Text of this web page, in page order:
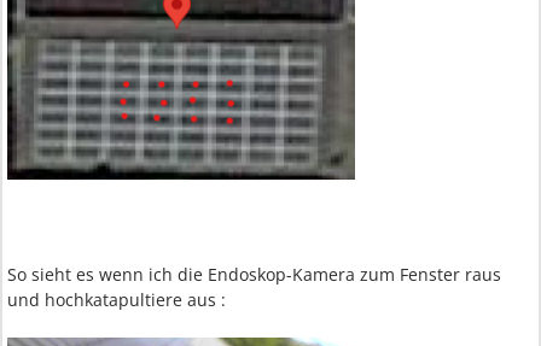
So sieht es wenn ich die Endoskop-Kamera zum Fenster raus
und hochkatapultiere aus :